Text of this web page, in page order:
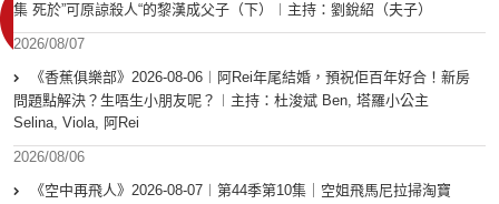
集 死於”可原諒殺人“的黎漢成父子（下）︱主持：劉銳紹（夫子）
2026/08/07
《香蕉俱樂部》2026-08-06︱阿Rei年尾結婚，預祝佢百年好合！新房
問題點解決？生唔生小朋友呢？︱主持：杜浚斌 Ben, 塔羅小公主
Selina, Viola, 阿Rei
2026/08/06
《空中再飛人》2026-08-07︱第44季第10集｜空姐飛馬尼拉掃淘寶